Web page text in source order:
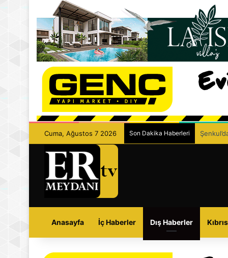
Cuma, Ağustos 7 2026 Son Dakika Haberleri
Anasayfa İç Haberler Dış Haberler Kıbrıs